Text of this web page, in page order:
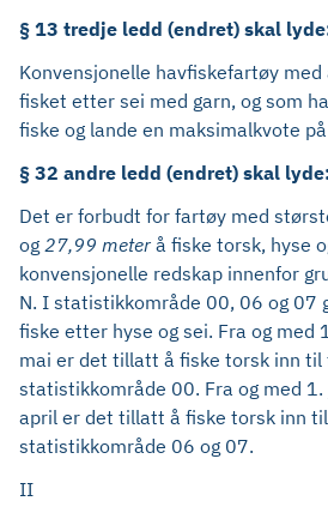
§ 13 tredje ledd (endret) skal
Konvensjonelle havfiskefartøy
fisket etter sei med garn, og som
fiske og lande en maksimalkvote på
§ 32 andre ledd (endret) skal lyde:
Det er forbudt for fartøy med
og 27,99 meter å fiske torsk, hyse
konvensjonelle redskap innenfor
N. I statistikkområde 00, 06 og 07
fiske etter hyse og sei. Fra og med
mai er det tillatt å fiske torsk inn til
statistikkområde 00. Fra og med
april er det tillatt å fiske torsk inn
statistikkområde 06 og 07.
II